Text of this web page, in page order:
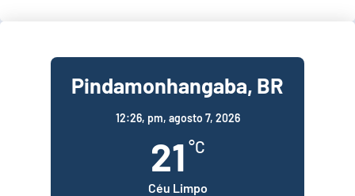
Pindamonhangaba, BR
12:26, pm, agosto 7, 2026
21 °C
Céu Limpo